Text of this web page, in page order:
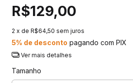
R$129,00
2 x de R$64,50 sem juros
5% de desconto pagando com PIX
Ver mais detalhes
Tamanho